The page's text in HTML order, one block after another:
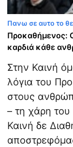
Πανω σε αυτο το
Προκαθήμενος:
καρδιά κάθε
Στην Καινή
λόγια του
στους
– τη χάρη
Καινή δε